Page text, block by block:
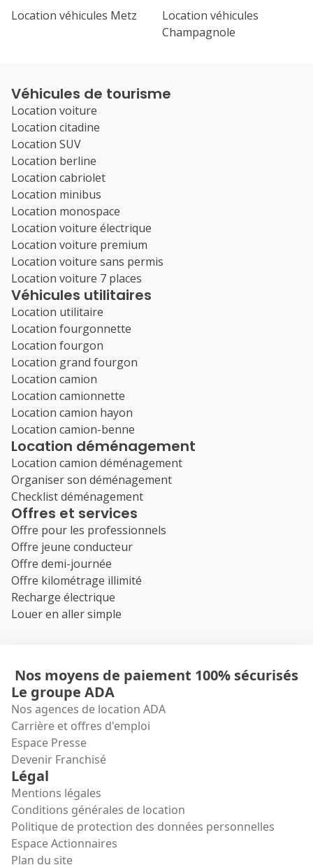
Location véhicules Metz
Location véhicules
Champagnole
Véhicules de tourisme
Location voiture
Location citadine
Location SUV
Location berline
Location cabriolet
Location minibus
Location monospace
Location voiture électrique
Location voiture premium
Location voiture sans permis
Location voiture 7 places
Véhicules utilitaires
Location utilitaire
Location fourgonnette
Location fourgon
Location grand fourgon
Location camion
Location camionnette
Location camion hayon
Location camion-benne
Location déménagement
Location camion déménagement
Organiser son déménagement
Checklist déménagement
Offres et services
Offre pour les professionnels
Offre jeune conducteur
Offre demi-journée
Offre kilométrage illimité
Recharge électrique
Louer en aller simple
Nos moyens de paiement 100% sécurisés
Le groupe ADA
Nos agences de location ADA
Carrière et offres d'emploi
Espace Presse
Devenir Franchisé
Légal
Mentions légales
Conditions générales de location
Politique de protection des données personnelles
Espace Actionnaires
Plan du site